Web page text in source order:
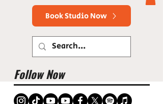
Book Studio Now
Follow Now